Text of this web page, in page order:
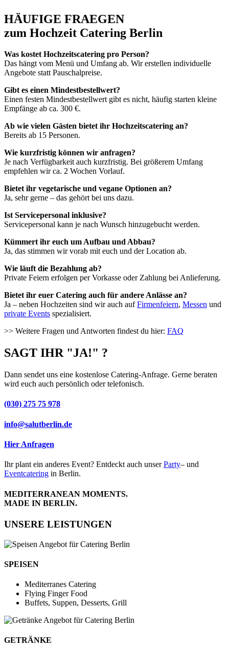
HÄUFIGE FRAEGEN
zum Hochzeit Catering Berlin
Was kostet Hochzeitscatering pro Person?
Das hängt vom Menü und Umfang ab. Wir erstellen individuelle
Angebote statt Pauschalpreise.
Gibt es einen Mindestbestellwert?
Einen festen Mindestbestellwert gibt es nicht, häufig starten kleine
Empfänge ab ca. 300 €.
Ab wie vielen Gästen bietet ihr Hochzeitscatering an?
Bereits ab 15 Personen.
Wie kurzfristig können wir anfragen?
Je nach Verfügbarkeit auch kurzfristig. Bei größerem Umfang
empfehlen wir ca. 2 Wochen Vorlauf.
Bietet ihr vegetarische und vegane Optionen an?
Ja, sehr gerne – das gehört bei uns dazu.
Ist Servicepersonal inklusive?
Servicepersonal kann je nach Wunsch hinzugebucht werden.
Kümmert ihr euch um Aufbau und Abbau?
Ja, das stimmen wir vorab mit euch und der Location ab.
Wie läuft die Bezahlung ab?
Private Feiern erfolgen per Vorkasse oder Zahlung bei Anlieferung.
Bietet ihr euer Catering auch für andere Anlässe an?
Ja – neben Hochzeiten sind wir auch aufFirmenfeiern, Messen und
private Events spezialisiert.
>> Weitere Fragen und Antworten findest du hier: FAQ
SAGT IHR "JA!" ?​
Dann sendet uns eine kostenlose Catering-Anfrage. Gerne beraten
wird euch auch persönlich oder telefonisch.
(030) 275 75 978
info@salutberlin.de
Hier Anfragen
Ihr plant ein anderes Event? Entdeckt auch unserParty– und
Eventcatering in Berlin.
MEDITERRANEAN MOMENTS.
MADE IN BERLIN.
UNSERE LEISTUNGEN
SPEISEN
Mediterranes Catering
Flying Finger Food
Buffets, Suppen, Desserts, Grill
GETRÄNKE